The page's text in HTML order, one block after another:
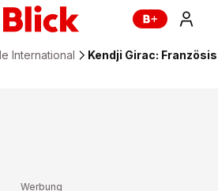
International Kendji Girac: